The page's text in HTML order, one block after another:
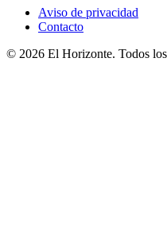
Aviso de privacidad
Contacto
© 2026 El Horizonte. Todos los